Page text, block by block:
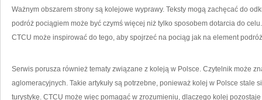
Ważnym obszarem strony są kolejowe wyprawy. Teksty mogą zachęcać do
podróż pociągiem może być czymś więcej niż tylko sposobem dotarcia do
CTCU może inspirować do tego, aby spojrzeć na pociąg jak na element
Serwis porusza również tematy związane z koleją w Polsce. Czytelnik może
aglomeracyjnych. Takie artykuły są potrzebne, ponieważ kolej w Polsce stale
turystykę. CTCU może więc pomagać w zrozumieniu, dlaczego kolej